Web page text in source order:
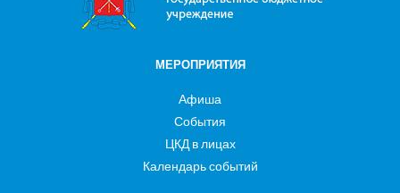
МЕРОПРИЯТИЯ
Афиша
События
ЦКД в лицах
Календарь событий